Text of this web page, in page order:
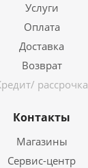
Услуги
Оплата
Доставка
Возврат
рассрочка
Контакты
Магазины
Сервис-центр